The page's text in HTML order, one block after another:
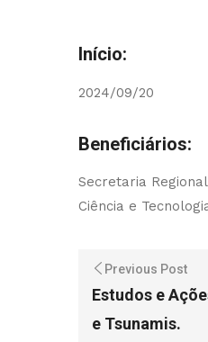
Início:
2024/09/20
Beneficiários:
Secretaria
Ciência e
Previous Post
Estudos e
e Tsunamis.